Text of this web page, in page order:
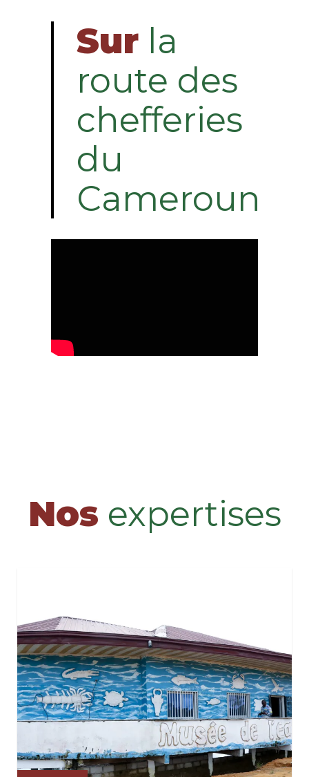
Sur la
route des
chefferies
du
Cameroun
Nos expertises